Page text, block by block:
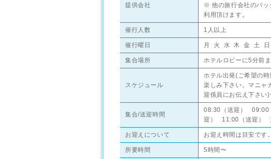
提供会社
※ 他の旅行会社のパッ
利用頂けます。
催行人数 1人以上
催行曜日 月 火 水 木 金 土 日
集合場所 ホテルロビーに5分前
スケジュール
ホテル出発(ご希望の
楽しみ下さい。マニャ
迎係員にお伝え下さ
集合/送迎時間
08:30（送迎）
迎） 11:00（送迎）
お迎えについて お迎え時間は目安です
所要時間 5時間〜